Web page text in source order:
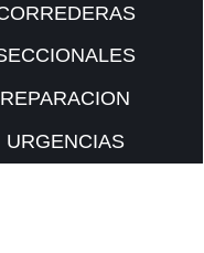
REPARACION
URGENCIAS